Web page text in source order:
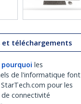
et téléchargements
les
de l'informatique font
pour les
connectivité